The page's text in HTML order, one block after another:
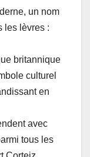
un nom
les lèvres :
britannique
culturel
en
avec
tous les